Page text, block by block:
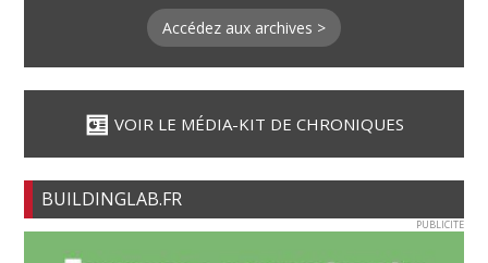
Accédez aux archives >
VOIR LE MÉDIA-KIT DE CHRONIQUES
BUILDINGLAB.FR
PUBLICITE